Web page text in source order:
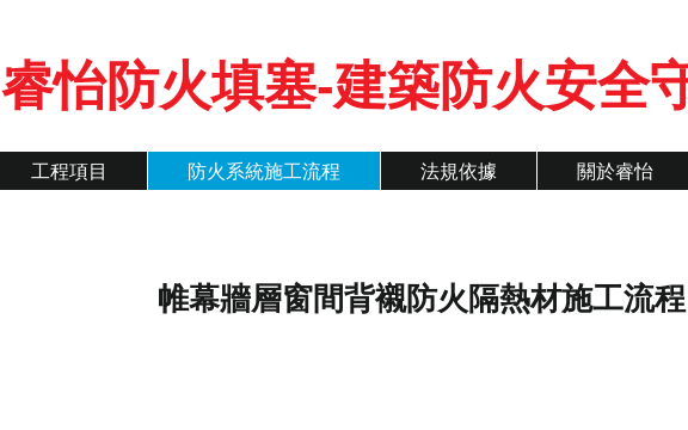
睿怡防火填塞-建築防火安全
工程項目 防火系統施工流程 法規依據 關於睿怡
帷幕牆層窗間背襯防火隔熱材施工流程